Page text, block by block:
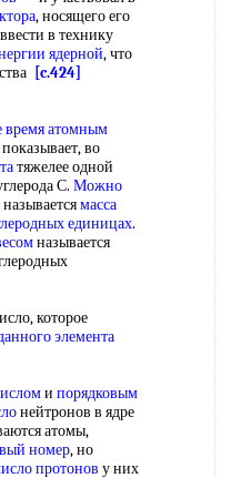
, носящего его
в технику
ядерной, что
[c.424]
времяатомным
во
тяжелее одной
С. Можно
называетсямасса
единицах.
называется
которое
элемента
и порядковым
нейтронов в ядре
атомы,
номер, но
протонов у них